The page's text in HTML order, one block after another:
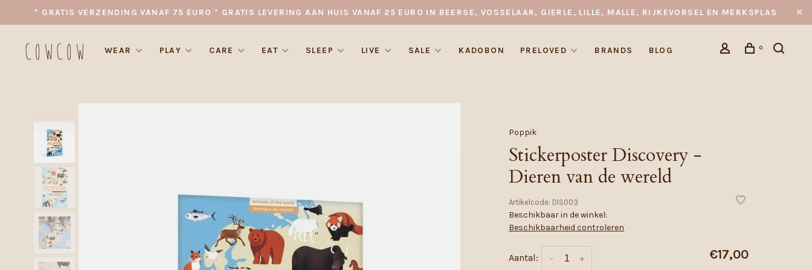
* GRATIS VERZENDING VANAF 75 EURO * GRATIS LEVERING AAN HUIS VANAF 25 EURO IN BEERSE, VOSSELAAR, GIERLE, LILLE, MALLE, RIJKEVORSEL EN MERKSPLAS
WEAR PLAY CARE EAT SLEEP LIVE SALE KADOBON PRELOVED BRANDS BLOG 0
Poppik
Stickerposter Discovery -
Dieren van de wereld
Artikelcode: DIS003
Beschikbaar in de winkel:
Beschikbaarheid controleren
Aantal: +
- €17,00